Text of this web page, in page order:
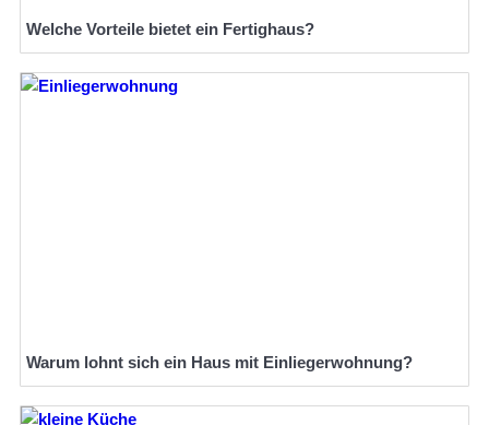
Welche Vorteile bietet ein Fertighaus?
Warum lohnt sich ein Haus mit Einliegerwohnung?